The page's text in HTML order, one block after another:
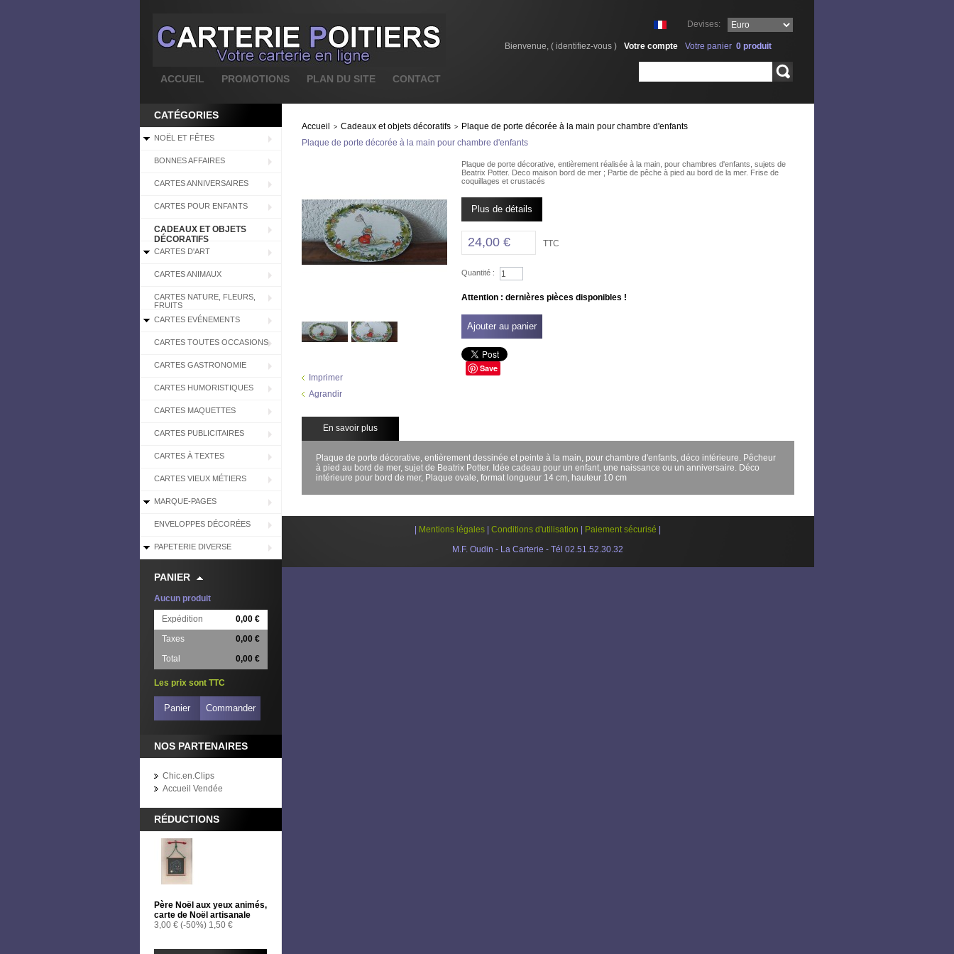
Devises:
Bienvenue, ( identifiez-vous ) Votre compte Votre panier 0 produit
ACCUEIL PROMOTIONS PLAN DU SITE CONTACT
CATÉGORIES
NOËL ET FÊTES
BONNES AFFAIRES
CARTES ANNIVERSAIRES
CARTES POUR ENFANTS
CADEAUX ET OBJETS
DÉCORATIFS
CARTES D'ART
CARTES ANIMAUX
CARTES NATURE, FLEURS,
FRUITS
CARTES EVÉNEMENTS
CARTES TOUTES OCCASIONS
CARTES GASTRONOMIE
CARTES HUMORISTIQUES
CARTES MAQUETTES
CARTES PUBLICITAIRES
CARTES À TEXTES
CARTES VIEUX MÉTIERS
MARQUE-PAGES
ENVELOPPES DÉCORÉES
PAPETERIE DIVERSE
PANIER
Aucun produit
Expédition
0,00 €
Taxes
0,00 €
Total
0,00 €
Les prix sont TTC
Panier Commander
NOS PARTENAIRES
Chic.en.Clips
Accueil Vendée
RÉDUCTIONS
Père Noël aux yeux animés,
carte de Noël artisanale
3,00 € (-50%) 1,50 €
Accueil > Cadeaux et objets décoratifs >
Plaque de porte décorée à la main pour chambre d'enfants
Plaque de porte décorée à la main pour chambre d'enfants
Imprimer
Agrandir
Plaque de porte décorative, entièrement réalisée à la main, pour chambres d'enfants, sujets de
Beatrix Potter. Deco maison bord de mer ; Partie de pêche à pied au bord de la mer. Frise de
coquillages et crustacés
Plus de détails
24,00 € TTC
Quantité :
Attention : dernières pièces disponibles !
Ajouter au panier
Save
En savoir plus
Plaque de porte décorative, entièrement dessinée et peinte à la main, pour chambre d'enfants, déco intérieure. Pêcheur
à pied au bord de mer, sujet de Beatrix Potter. Idée cadeau pour un enfant, une naissance ou un anniversaire. Déco
intérieure pour bord de mer, Plaque ovale, format longueur 14 cm, hauteur 10 cm
Mentions légales| Conditions d'utilisation Paiement sécurisé
M.F. Oudin - La Carterie - Tél 02.51.52.30.32